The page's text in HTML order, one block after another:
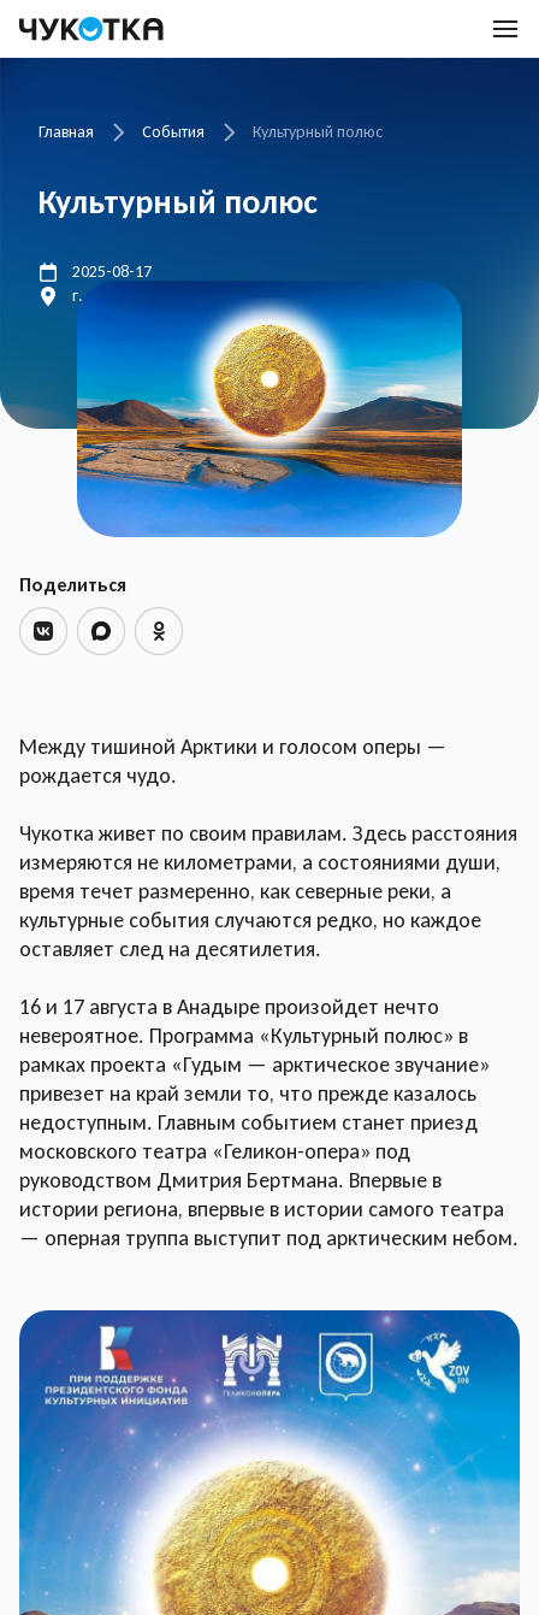
Главная События Культурный полюс
Культурный полюс
2025-08-17
г. Анадырь, ОДНТ
Поделиться
Между тишиной Арктики и голосом оперы —
рождается чудо.
Чукотка живет по своим правилам. Здесь расстояния
измеряются не километрами, а состояниями души,
время течет размеренно, как северные реки, а
культурные события случаются редко, но каждое
оставляет след на десятилетия.
16 и 17 августа в Анадыре произойдет нечто
невероятное. Программа «Культурный полюс» в
рамках проекта «Гудым — арктическое звучание»
привезет на край земли то, что прежде казалось
недоступным. Главным событием станет приезд
московского театра «Геликон-опера» под
руководством Дмитрия Бертмана. Впервые в
истории региона, впервые в истории самого театра
— оперная труппа выступит под арктическим небом.